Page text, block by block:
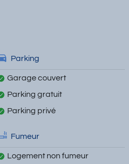
Parking
Garage couvert
Parking gratuit
Parking privé
Fumeur
Logement non fumeur